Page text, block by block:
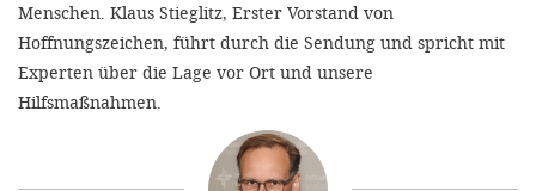
Menschen. Klaus Stieglitz, Erster Vorstand von
Hoffnungszeichen, führt durch die Sendung und spricht mit
Experten über die Lage vor Ort und unsere
Hilfsmaßnahmen.